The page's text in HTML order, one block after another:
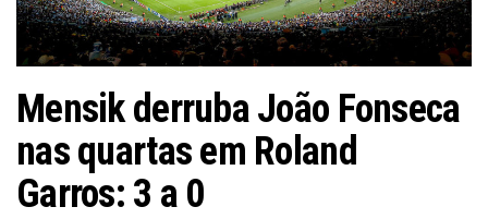
Mensik derruba João Fonseca
nas quartas em Roland
Garros: 3 a 0